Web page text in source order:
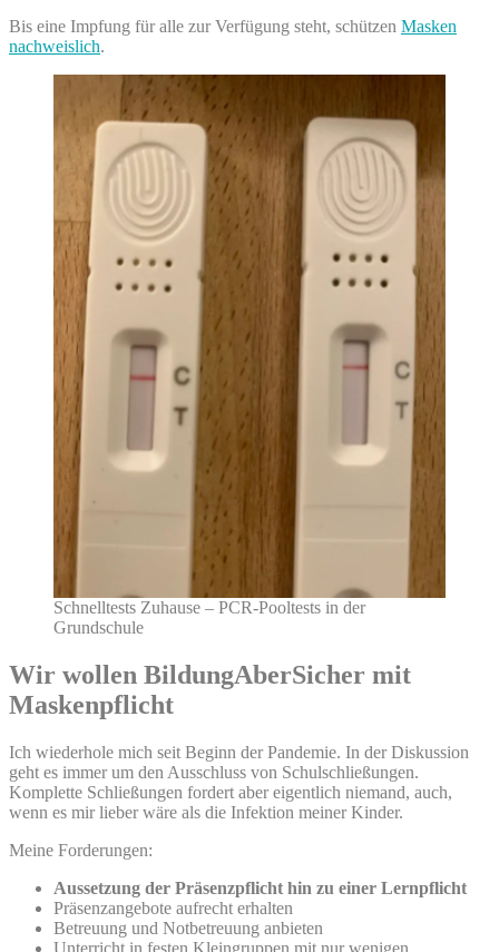
Bis eine Impfung für alle zur Verfügung steht, schützen Masken
nachweislich.
Schnelltests Zuhause – PCR-Pooltests in der
Grundschule
Wir wollen BildungAberSicher mit
Maskenpflicht
Ich wiederhole mich seit Beginn der Pandemie. In der Diskussion
geht es immer um den Ausschluss von Schulschließungen.
Komplette Schließungen fordert aber eigentlich niemand, auch,
wenn es mir lieber wäre als die Infektion meiner Kinder.
Meine Forderungen:
Aussetzung der Präsenzpflicht hin zu einer Lernpflicht
Präsenzangebote aufrecht erhalten
Betreuung und Notbetreuung anbieten
Unterricht in festen Kleingruppen mit nur wenigen